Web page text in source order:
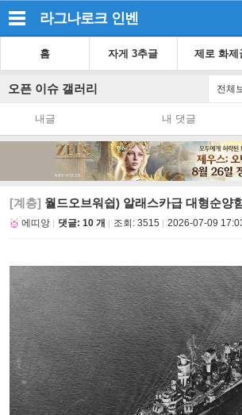
라그나로크 인벤
홈 자게 3추글 제로 화제
오픈 이슈 갤러리 전체
내글 내 댓글
[계층] 월드오브워쉽) 알래스카급 대형순양
에띠앙 댓글: 10 개 조회: 3515 2026-07-09